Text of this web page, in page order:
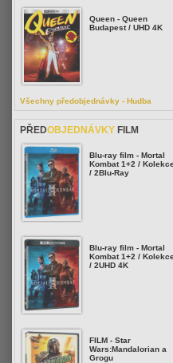
Queen - Queen
Budapest / UHD 4K
Všechny předobjednávky - Hudba
PŘEDOBJEDNÁVKY FILM
Blu-ray film - Mortal
Kombat 1+2 /
/ 2Blu-Ray
Blu-ray film - Mortal
Kombat 1+2 /
/ 2UHD 4K
FILM - Star
Wars:Mandalorian a
Grogu